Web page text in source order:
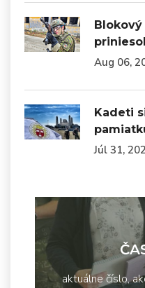
Aug 06,
Kadeti
Júl 31,
aktuálne číslo,